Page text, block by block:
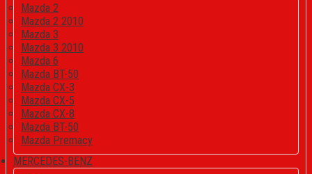
Mazda 2
Mazda 2 2010
Mazda 3
Mazda 3 2010
Mazda 6
Mazda BT-50
Mazda CX-3
Mazda CX-5
Mazda CX-8
Mazda BT-50
Mazda Premacy
MERCEDES-BENZ